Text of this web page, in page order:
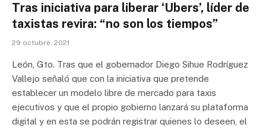
Tras iniciativa para liberar ‘Ubers’, líder de
taxistas revira: “no son los tiempos”
29 octubre, 2021
León, Gto. Tras que el gobernador Diego Sihue Rodríguez
Vallejo señaló que con la iniciativa que pretende
establecer un modelo libre de mercado para taxis
ejecutivos y que el propio gobierno lanzará su plataforma
digital y en esta se podrán registrar quienes lo deseen, el